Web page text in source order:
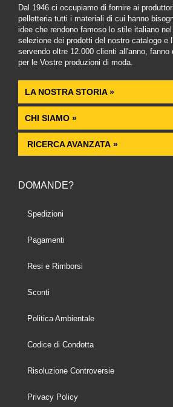
Dal 1946 ci occupiamo di fornire ai
pelletteria tutti i materiali di cui hanno
idee che rendono famoso lo stile italiano
selezione dei prodotti del nostro catalogo e
servendo oltre 12.000 clienti all'anno, fanno
per le Vostre produzioni di moda.
LA NOSTRA STORIA »
CHI SIAMO »
RICERCA AVANZATA »
DOMANDE?
Spedizioni
Pagamenti
Resi e Rimborsi
Sconti
Politica Ambientale
Codice di Condotta
Risoluzione Controversie
Privacy Policy